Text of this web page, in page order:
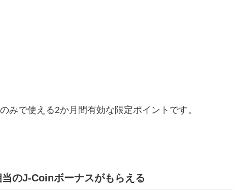
みで使える2か月間有効な限定ポイントです。
のJ-Coinボーナスがもらえる